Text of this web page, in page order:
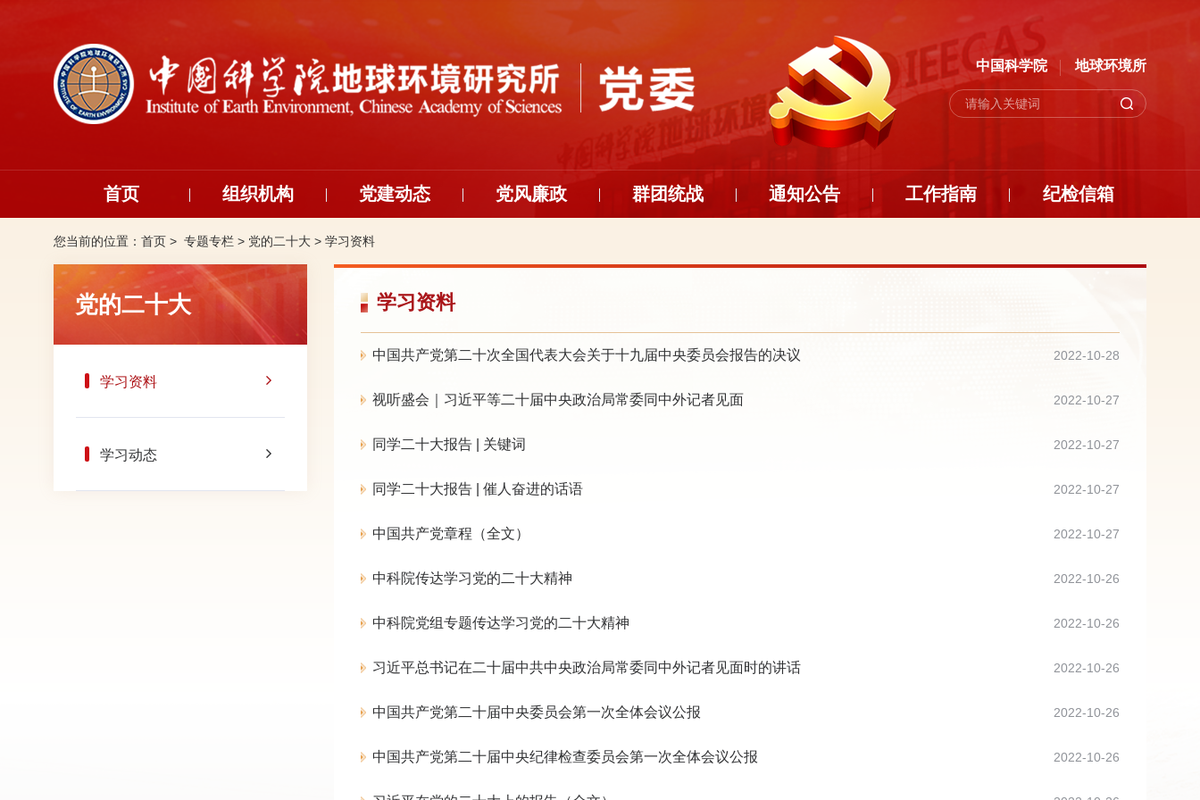
中国科学院 地球环境所
首页 组织机构 党建动态 党风廉政 群团统战 通知公告 工作指南 纪检信箱
您当前的位置： 首页 > 专题专栏 > 党的二十大 > 学习资料
党的二十大
学习资料
学习动态
学习资料
中国共产党第二十次全国代表大会关于十九届中央委员会报告的决议 2022-10-28
视听盛会｜习近平等二十届中央政治局常委同中外记者见面 2022-10-27
同学二十大报告 | 关键词 2022-10-27
同学二十大报告 | 催人奋进的话语 2022-10-27
中国共产党章程（全文） 2022-10-27
中科院传达学习党的二十大精神 2022-10-26
中科院党组专题传达学习党的二十大精神 2022-10-26
习近平总书记在二十届中共中央政治局常委同中外记者见面时的讲话 2022-10-26
中国共产党第二十届中央委员会第一次全体会议公报 2022-10-26
中国共产党第二十届中央纪律检查委员会第一次全体会议公报 2022-10-26